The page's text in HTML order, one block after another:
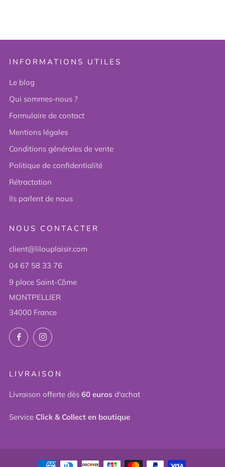
INFORMATIONS UTILES
Le blog
Qui sommes-nous ?
Formulaire de contact
Mentions légales
Conditions générales de vente
Politique de confidentialité
Rétractation
Ils parlent de nous
NOUS CONTACTER
client@lilouplaisir.com
04 67 58 33 76
9 place Saint-Côme
MONTPELLIER
34000 France
FacebookInstagram
LIVRAISON
Livraison offerte dès 60 euros d'achat
Service Click & Collect en boutique